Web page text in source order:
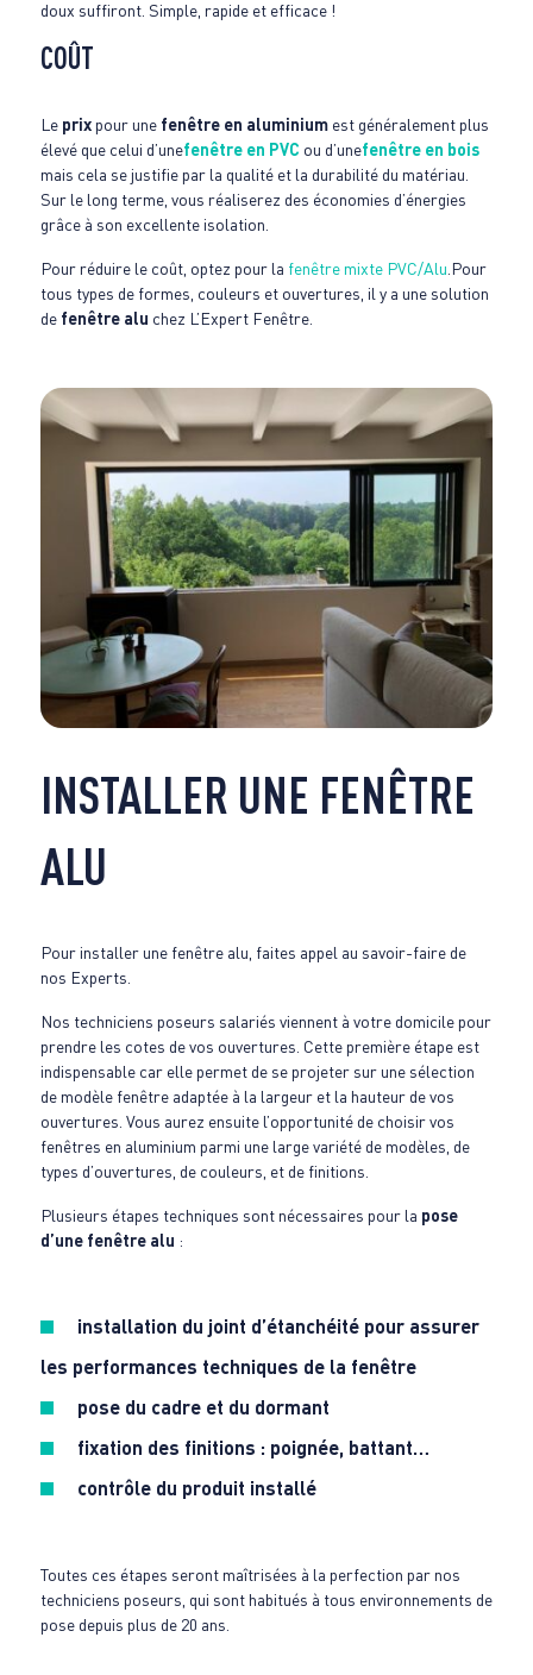
doux suffiront. Simple, rapide et efficace !
COÛT
Le prixpour une fenêtre en aluminium est généralement plus
élevé que celui d’unefenêtre en PVC ou d’unefenêtre en bois
mais cela se justifie par la qualité et la durabilité du matériau.
Sur le long terme, vous réaliserez des économies d’énergies
grâce à son excellente isolation.
Pour réduire le coût, optez pour la fenêtre mixte PVC/Alu .Pour
tous types de formes, couleurs et ouvertures, il y a une solution
de fenêtre alu chez L’Expert Fenêtre.
INSTALLER UNE FENÊTRE
ALU
Pour installer une fenêtre alu, faites appel au savoir-faire de
nos Experts.
Nos techniciens poseurs salariés viennent à votre domicile pour
prendre les cotes de vos ouvertures. Cette première étape est
indispensable car elle permet de se projeter sur une sélection
de modèle fenêtre adaptée à la largeur et la hauteur de vos
ouvertures. Vous aurez ensuite l’opportunité de choisir vos
fenêtres en aluminium parmi une large variété de modèles, de
types d’ouvertures, de couleurs, et de finitions.
Plusieurs étapes techniques sont nécessaires pour la pose
d’une fenêtre alu :
installation du joint d’étanchéité pour assurer
les performances techniques de la fenêtre
pose du cadre et du dormant
fixation des finitions : poignée, battant…
contrôle du produit installé
Toutes ces étapes seront maîtrisées à la perfection par nos
techniciens poseurs, qui sont habitués à tous environnements de
pose depuis plus de 20 ans.